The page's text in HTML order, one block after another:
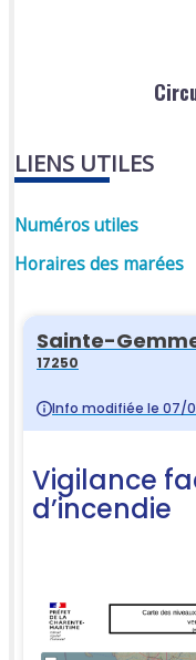
LIENS UTILES
Numéros utiles
Horaires des marées